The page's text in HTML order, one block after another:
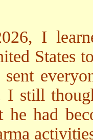
I
States
I still
he had